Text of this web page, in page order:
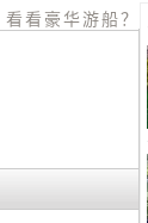
看看豪华游船？